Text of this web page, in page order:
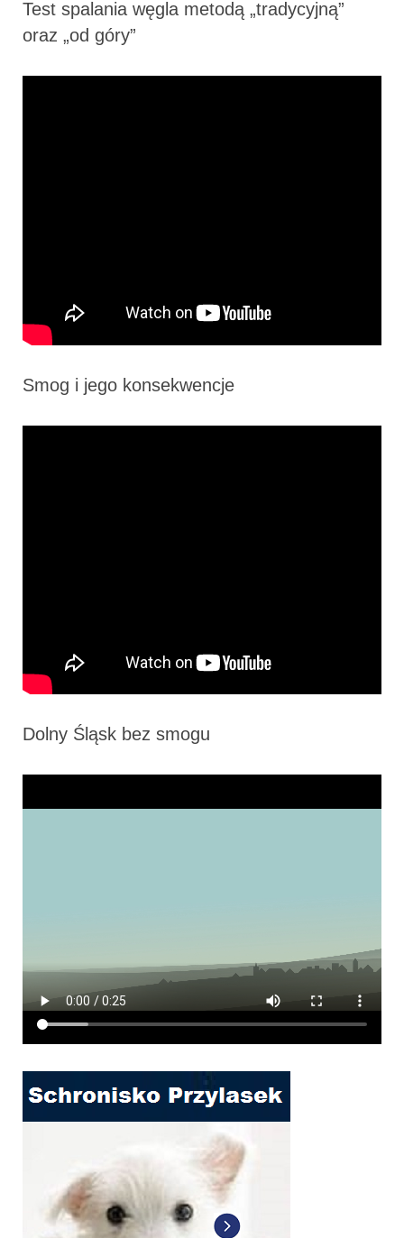
Test spalania węgla metodą „tradycyjną”
oraz „od góry”
Smog i jego konsekwencje
Dolny Śląsk bez smogu